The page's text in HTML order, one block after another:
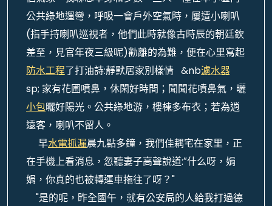
公共綠地遛彎，呼吸一會戶外空氣時，屢遭小喇叭
(指手持喇叭巡視者，他們此時就像古時辰的朝廷欽
差至，見官年夜三級呢)勸離的為難，便在心里寫起
防水工程了打油詩:靜默居家別樣情 &nb濾水器
sp; 家有花圃噴鼻，休閑好時間；聞聞花噴鼻氣，曬
小包曬好陽光。公共綠地游，樓棟多布衣；若為逍
遠客，喇叭不留人。
早水電抓漏晨九點多鐘，我們佳耦宅在家里，正
在手機上看消息，忽聽妻子高聲說道:″什么呀，娟
娟，你真的也被轉運車拖往了呀？"
"是的呢，昨全國午，就有公安局的人給我打過德